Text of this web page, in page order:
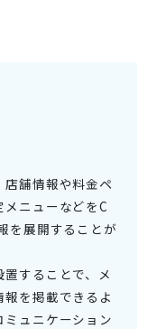
舗情報や料金ペ
ニューなどをC
を展開することが
することで、メ
を掲載できるよ
ュニケーション